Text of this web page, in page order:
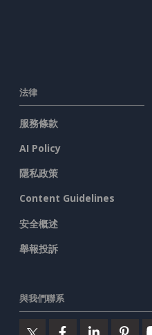
法律
服務條款
AI Policy
隱私政策
Content Guidelines
安全概述
舉報投訴
與我們聯系